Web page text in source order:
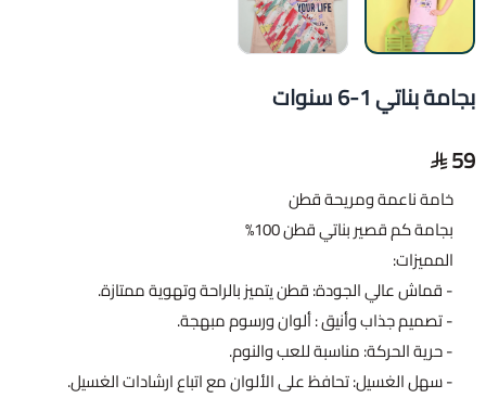
بجامة بناتي 1-6 سنوات
59
خامة ناعمة ومريحة قطن
بجامة كم قصير بناتي قطن 100%
المميزات:
- قماش عالي الجودة: قطن يتميز بالراحة وتهوية ممتازة.
- تصميم جذاب وأنيق : ألوان ورسوم مبهجة.
- حرية الحركة: مناسبة للعب والنوم.
- سهل الغسيل: تحافظ على الألوان مع اتباع ارشادات الغسيل.